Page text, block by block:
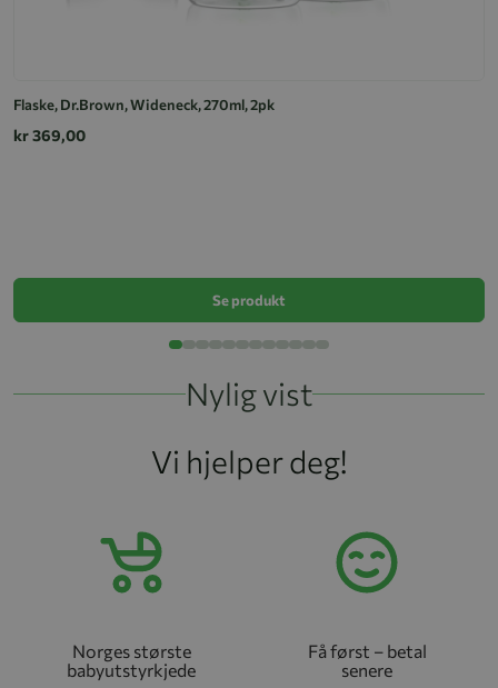
Flaske, Dr.Brown, Wideneck, 270ml, 2pk
kr 369,00
Se produkt
Nylig vist
Vi hjelper deg!
Norges største
babyutstyrkjede
Få først – betal
senere